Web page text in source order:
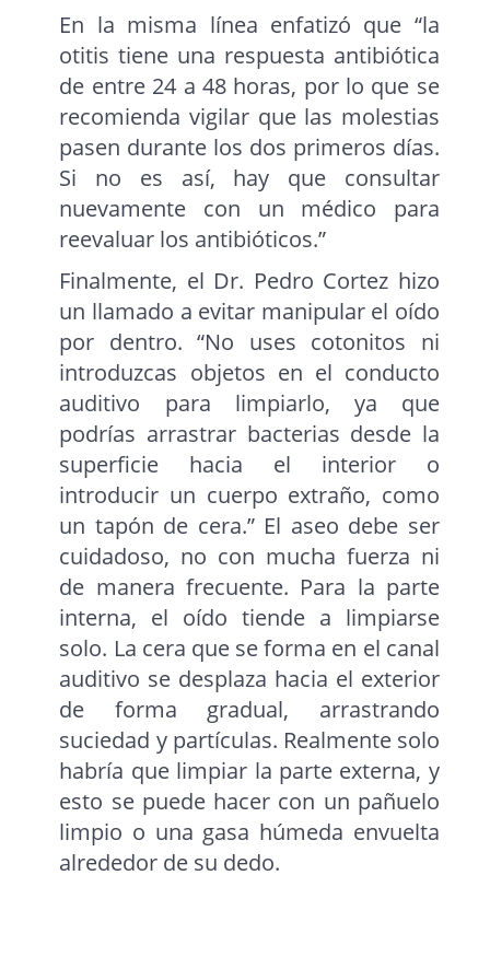
En la misma línea enfatizó que “la
otitis tiene una respuesta antibiótica
de entre 24 a 48 horas, por lo que se
recomienda vigilar que las molestias
pasen durante los dos primeros días.
Si no es así, hay que consultar
nuevamente con un médico para
reevaluar los antibióticos.”
Finalmente, el Dr. Pedro Cortez hizo
un llamado a evitar manipular el oído
por dentro. “No uses cotonitos ni
introduzcas objetos en el conducto
auditivo para limpiarlo, ya que
podrías arrastrar bacterias desde la
superficie hacia el interior o
introducir un cuerpo extraño, como
un tapón de cera.” El aseo debe ser
cuidadoso, no con mucha fuerza ni
de manera frecuente. Para la parte
interna, el oído tiende a limpiarse
solo. La cera que se forma en el canal
auditivo se desplaza hacia el exterior
de forma gradual, arrastrando
suciedad y partículas. Realmente solo
habría que limpiar la parte externa, y
esto se puede hacer con un pañuelo
limpio o una gasa húmeda envuelta
alrededor de su dedo.